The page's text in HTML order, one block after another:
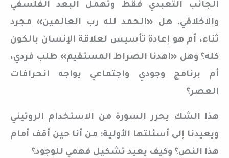
الجانب التعبدي فقط وتهمل البعد الفلسفي
والأخلاقي. هل «الحمد لله رب العالمين» مجرد
ثناء، أم هو إعادة تأسيس لعلاقة الإنسان بالكون
كله؟ وهل «اهدنا الصراط المستقيم» طلب فردي،
أم برنامج وجودي واجتماعي يواجه انحرافات
العصر؟
هذا الشك يحرر السورة من الاستخدام الروتيني
ويعيدنا إلى أسئلتها الأولية: من أنا حين أقف أمام
هذا النص؟ وكيف يعيد تشكيل فهمي للوجود؟